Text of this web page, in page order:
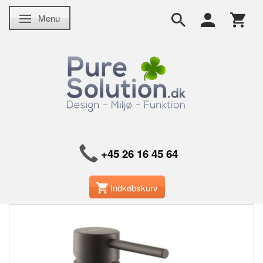
Skifte navigation
Menu
+45 26 16 45 64
Indkøbskurv